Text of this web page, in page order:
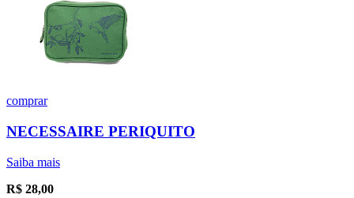
comprar
NECESSAIRE PERIQUITO
Saiba mais
R$ 28,00